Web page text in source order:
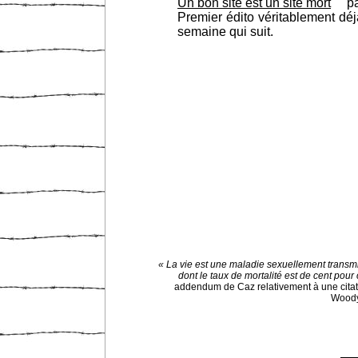
Un bon site est un site mort
Premier édito véritablement
semaine qui suit.
« La vie est une maladie sexuellement
dont le taux de mortalité est de cent pour
addendum de Caz relativement à une